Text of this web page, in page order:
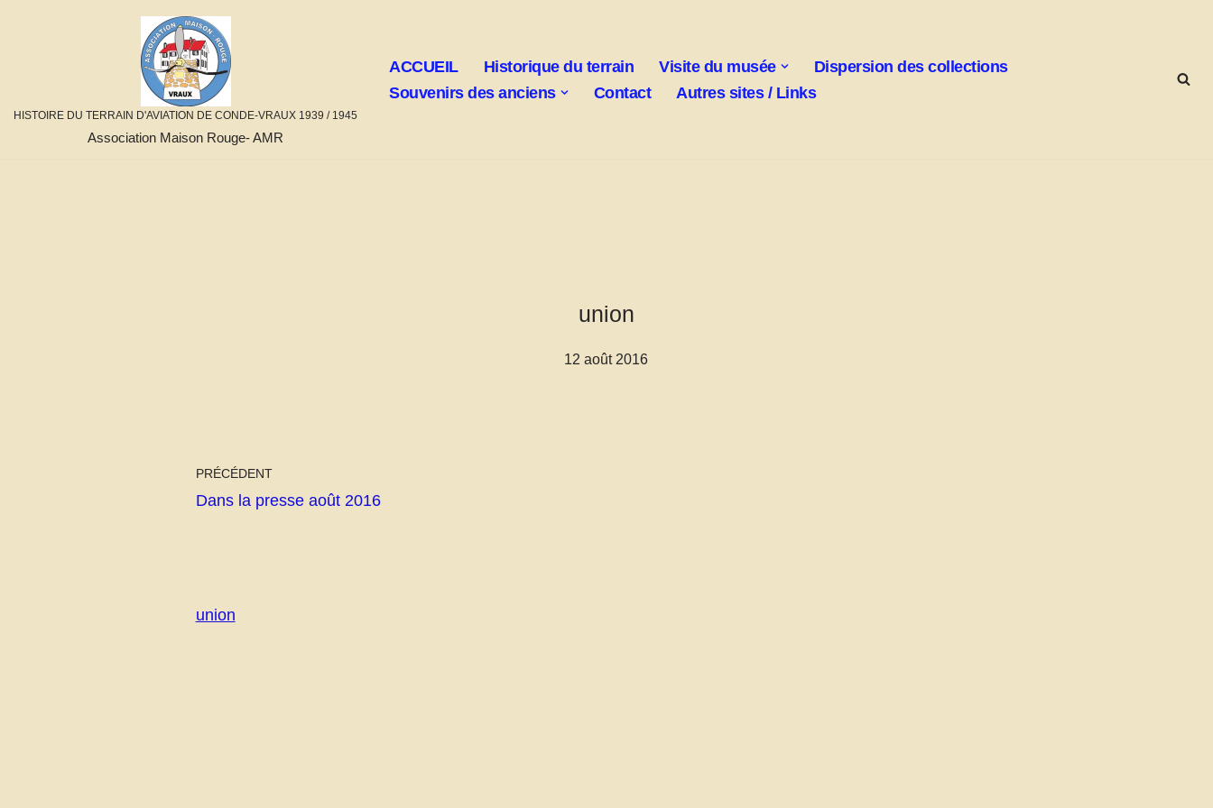
HISTOIRE DU TERRAIN D'AVIATION DE CONDE-VRAUX 1939 / 1945
Association Maison Rouge- AMR
ACCUEIL Historique du terrain Visite du musée
Dispersion des collections
Souvenirs des anciens
Contact Autres sites / Links
union
12 août 2016
PRÉCÉDENT
Dans la presse août 2016
union